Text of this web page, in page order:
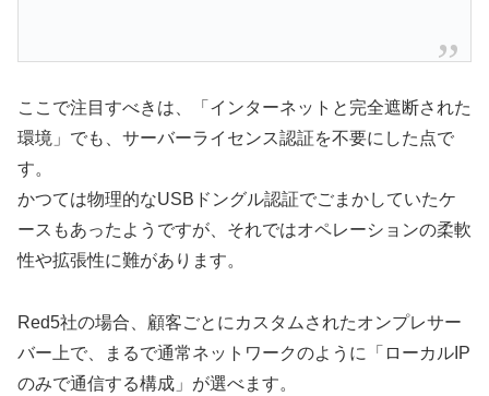
ここで注目すべきは、「インターネットと完全遮断された
環境」でも、サーバーライセンス認証を不要にした点で
す。
かつては物理的なUSBドングル認証でごまかしていたケ
ースもあったようですが、それではオペレーションの柔軟
性や拡張性に難があります。
Red5社の場合、顧客ごとにカスタムされたオンプレサー
バー上で、まるで通常ネットワークのように「ローカルIP
のみで通信する構成」が選べます。